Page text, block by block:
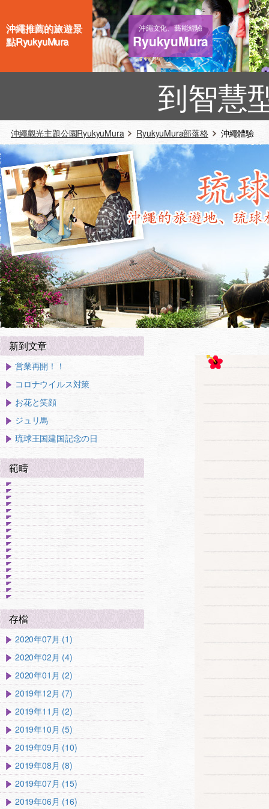
沖繩推薦的旅遊景
點RyukyuMura
沖繩文化、藝能經驗
RyukyuMura
到智慧
沖繩觀光主題公園RyukyuMura RyukyuMura部落格 沖繩體驗
新到文章
営業再開！！
コロナウイルス対策
お花と笑顔
ジュリ馬
琉球王国建国記念の日
範疇
存檔
2020年07月 (1)
2020年02月 (4)
2020年01月 (2)
2019年12月 (7)
2019年11月 (2)
2019年10月 (5)
2019年09月 (10)
2019年08月 (8)
2019年07月 (15)
2019年06月 (16)